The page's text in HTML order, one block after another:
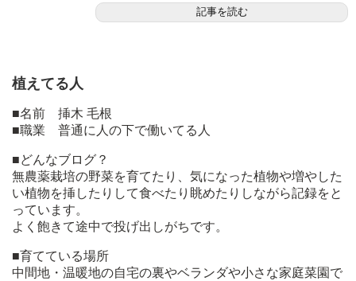
記事を読む
植えてる人
■名前 挿木 毛根
■職業 普通に人の下で働いてる人
■どんなブログ？
無農薬栽培の野菜を育てたり、気になった植物や増やした
い植物を挿したりして食べたり眺めたりしながら記録をと
っています。
よく飽きて途中で投げ出しがちです。
■育てている場所
中間地・温暖地の自宅の裏やベランダや小さな家庭菜園で